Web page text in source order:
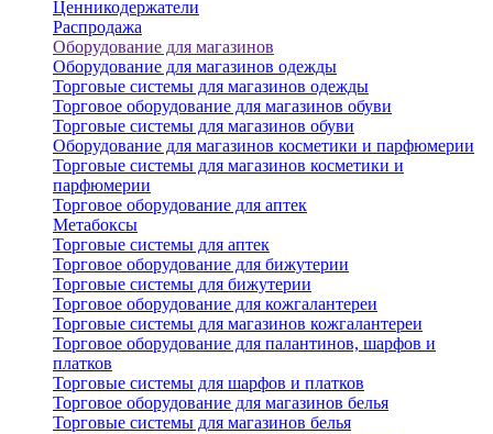
Ценникодержатели
Распродажа
Оборудование для магазинов
Оборудование для магазинов одежды
Торговые системы для магазинов одежды
Торговое оборудование для магазинов обуви
Торговые системы для магазинов обуви
Оборудование для магазинов косметики и парфюмерии
Торговые системы для магазинов косметики и
парфюмерии
Торговое оборудование для аптек
Метабоксы
Торговые системы для аптек
Торговое оборудование для бижутерии
Торговые системы для бижутерии
Торговое оборудование для кожгалантереи
Торговые системы для магазинов кожгалантереи
Торговое оборудование для палантинов, шарфов и
платков
Торговые системы для шарфов и платков
Торговое оборудование для магазинов белья
Торговые системы для магазинов белья